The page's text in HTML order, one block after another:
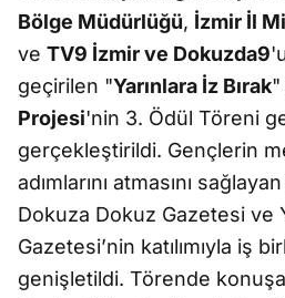
Bölge Müdürlüğü, İzmir İl
ve TV9 İzmir ve Dokuzda9
geçirilen "Yarınlara İz Bırak"
Projesi'nin 3. Ödül Töreni
gerçekleştirildi. Gençlerin
adımlarını atmasını
Dokuza Dokuz Gazetesi ve
Gazetesi’nin katılımıyla iş
genişletildi. Törende